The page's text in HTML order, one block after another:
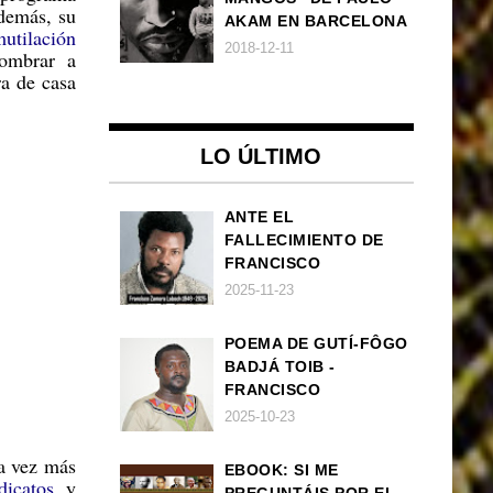
su
a
de casa
vez más
y
AKAM EN BARCELONA
2018-12-11
LO ÚLTIMO
ANTE EL
FALLECIMIENTO DE
FRANCISCO
ZAMORA LOBOCH
2025-11-23
POEMA DE GUTÍ-FÔGO
BADJÁ TOIB -
FRANCISCO
BALLOVERA ESTRADA:
2025-10-23
EBOOK: SI ME